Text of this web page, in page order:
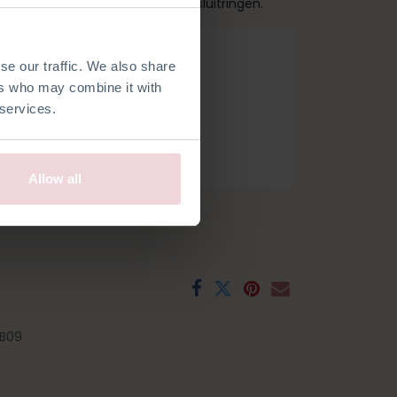
our traffic. We also share
who may combine it with
Allow all
met behulp van de plastic sluitringen.